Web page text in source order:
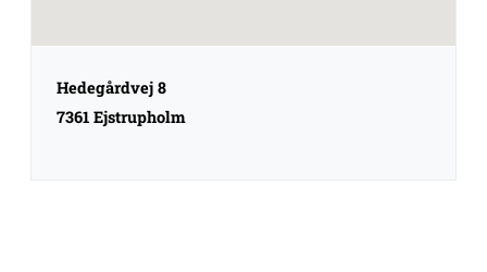
Hedegårdvej 8
7361 Ejstrupholm